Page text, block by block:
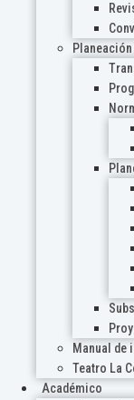
Manual de
Teatro La
Académico